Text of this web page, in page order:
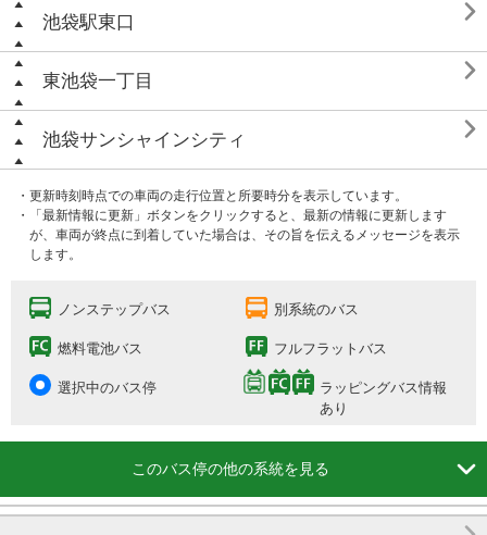
池袋駅東口 
東池袋一丁目 
池袋サンシャインシティ 
・更新時刻時点での車両の走行位置と所要時分を表示しています。
・「最新情報に更新」ボタンをクリックすると、最新の情報に更新します
が、車両が終点に到着していた場合は、その旨を伝えるメッセージを表示
します。
ノンステップバス 別系統のバス
燃料電池バス フルフラットバス
選択中のバス停
ラッピングバス情報
あり
このバス停の他の系統を見る
